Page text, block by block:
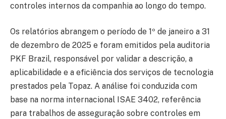
controles internos da companhia ao longo do tempo.
Os relatórios abrangem o período de 1º de janeiro a 31
de dezembro de 2025 e foram emitidos pela auditoria
PKF Brazil, responsável por validar a descrição, a
aplicabilidade e a eficiência dos serviços de tecnologia
prestados pela Topaz. A análise foi conduzida com
base na norma internacional ISAE 3402, referência
para trabalhos de asseguração sobre controles em